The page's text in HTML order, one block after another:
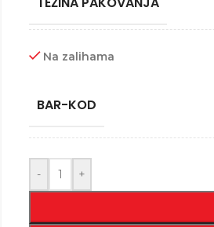
Na zalihama
BAR-KOD
- +